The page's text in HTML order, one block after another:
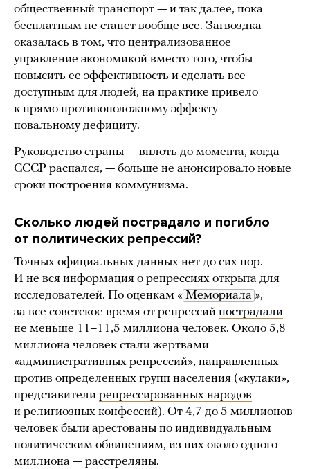
общественный транспорт — и так далее, пока
бесплатным не станет вообще все. Загвоздка
оказалась в том, что централизованное
управление экономикой вместо того, чтобы
повысить ее эффективность и сделать все
доступным для людей, на практике привело
к прямо противоположному эффекту —
повальному дефициту.
Руководство страны — вплоть до момента, когда
СССР распался, — больше не анонсировало новые
сроки построения коммунизма.
Сколько людей пострадало и погибло
от политических репрессий?
Точных официальных данных нет до сих пор.
И не вся информация о репрессиях открыта для
исследователей. По оценкам « Мемориала »,
за все советское время от репрессий пострадали
не меньше 11–11,5 миллиона человек. Около 5,8
миллиона человек стали жертвами
«административных репрессий», направленных
против определенных групп населения («кулаки»,
представители репрессированных народов
и религиозных конфессий). От 4,7 до 5 миллионов
человек были арестованы по индивидуальным
политическим обвинениям, из них около одного
миллиона — расстреляны.